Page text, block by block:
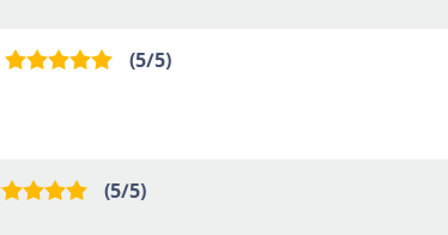
(5/5)
(5/5)